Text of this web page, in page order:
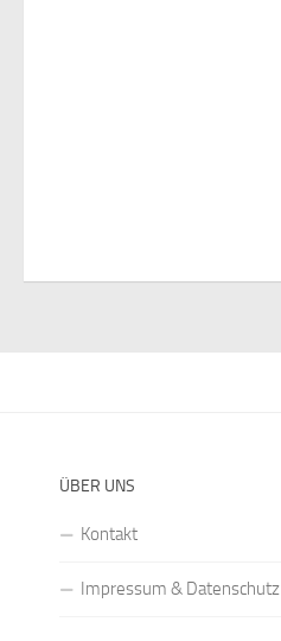
ÜBER UNS
Kontakt
Impressum & Datenschutz